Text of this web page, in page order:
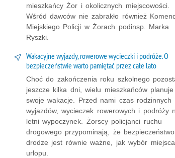
mieszkańcy Żor i okolicznych miejscowości.
Wśród dawców nie zabrakło również
Miejskiego Policji w Żorach podinsp. Marka
Ryszki.
Wakacyjne wyjazdy, rowerowe wycieczki i podróże. O
bezpieczeństwie warto pamiętać przez całe lato
Choć do zakończenia roku szkolnego
jeszcze kilka dni, wielu mieszkańców
swoje wakacje. Przed nami czas rodzinnych
wyjazdów, wycieczek rowerowych i podróży
letni wypoczynek. Żorscy policjanci ruchu
drogowego przypominają, że
drodze jest równie ważne, jak wybór miejsca
urlopu.